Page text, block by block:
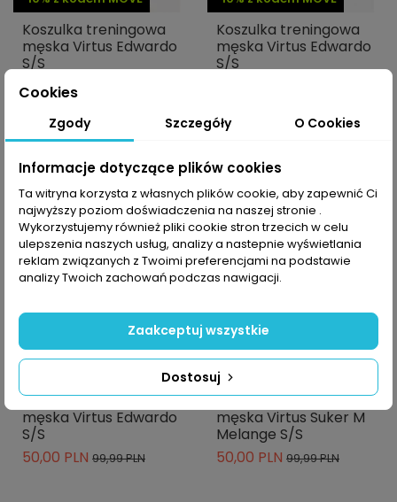
Koszulka treningowa
męska Virtus Edwardo
S/S
50,00 PLN
Koszulka treningowa
męska Virtus Edwardo
S/S
-50%
Koszulka treningowa
męska Virtus Edwardo
S/S
50,00 PLN 99,99 PLN
-10% z kodem MOVE
-50%
Koszulka treningowa
męska Virtus Suker M
Melange S/S
50,00 PLN 99,99 PLN
Cookies
Zgody Szczegóły O Cookies
Informacje dotyczące plików cookies
Ta witryna korzysta z własnych plików cookie, aby zapewnić Ci
najwyższy poziom doświadczenia na naszej stronie .
Wykorzystujemy również pliki cookie stron trzecich w celu
ulepszenia naszych usług, analizy a nastepnie wyświetlania
reklam związanych z Twoimi preferencjami na podstawie
analizy Twoich zachowań podczas nawigacji.
Dostosuj
Zaakceptuj wszystkie